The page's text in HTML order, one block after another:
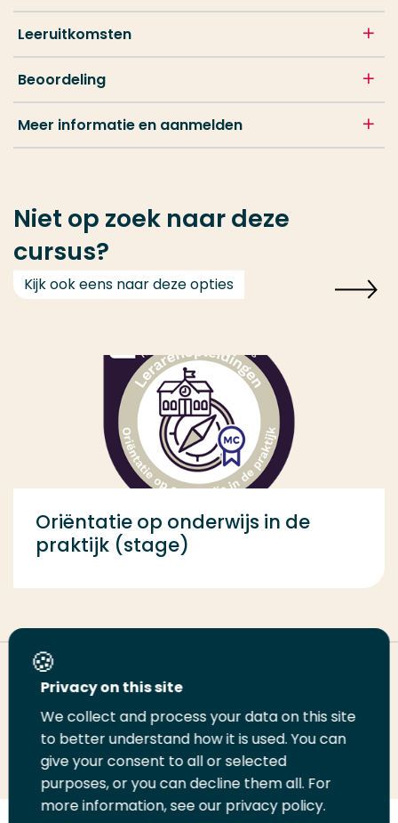
Leeruitkomsten
Beoordeling
Meer informatie en aanmelden
Niet op zoek naar deze
cursus?
Kijk ook eens naar deze opties
Oriëntatie op onderwijs in de
praktijk (stage)
Deel deze pagina
Deel
LinkedIn
Deel
op
Twitter
Deel
op
Facebook
Email
deze
pagina
Print
deze
pagina
Privacy on this site
We collect and process your data on this site
to better understand how it is used. You can
give your consent to all or selected
purposes, or you can decline them all. For
more information, see our privacy policy.